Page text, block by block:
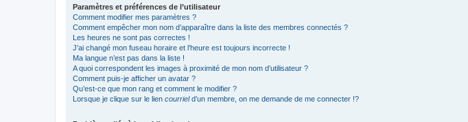
Paramètres et préférences de l’utilisateur
Comment modifier mes paramètres ?
Comment empêcher mon nom d’apparaître dans la liste des membres connectés ?
Les heures ne sont pas correctes !
J’ai changé mon fuseau horaire et l’heure est toujours incorrecte !
Ma langue n’est pas dans la liste !
A quoi correspondent les images à proximité de mon nom d’utilisateur ?
Comment puis-je afficher un avatar ?
Qu’est-ce que mon rang et comment le modifier ?
Lorsque je clique sur le lien courrield’un membre, on me demande de me connecter !?